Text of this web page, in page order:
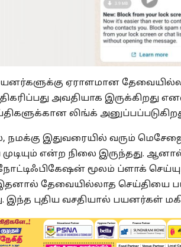
ஏராளமான
அவதியாக இருக்கிறது
லிங்க்
நமக்கு இதுவரையில் வரும்
என்ற நிலை இருந்தது.
மூலம் ப்ளாக்
தேவையில்லாத செய்தியை
இந்த புதிய வசதியால் பயனர்கள்